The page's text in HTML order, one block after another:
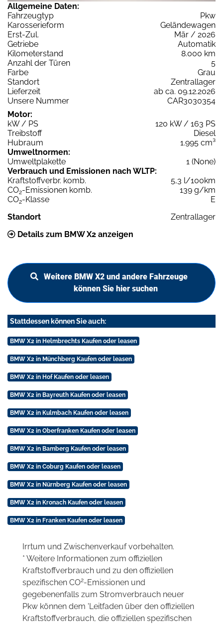
Allgemeine Daten:
Fahrzeugtyp
Pkw
Karosserieform
Geländewagen
Erst-Zul.
Mär / 2026
Getriebe
Automatik
Kilometerstand
8.000 km
Anzahl der Türen
5
Farbe
Grau
Standort
Zentrallager
Lieferzeit
ab ca. 09.12.2026
Unsere Nummer
CAR3030354
Motor:
kW / PS
120 kW / 163 PS
Treibstoff
Diesel
Hubraum
1.995 cm³
Umweltnormen:
Umweltplakette
1 (None)
Verbrauch und Emissionen nach WLTP:
Kraftstoffverbr. komb.
5,3 l/100km
CO2-Emissionen komb.
139 g/km
CO2-Klasse
E
Standort
Zentrallager
Details zum BMW X2 anzeigen
Weitere BMW X2 und andere Fahrzeuge
können Sie hier suchen
Stattdessen können Sie auch:
BMW X2 in Helmbrechts Kaufen oder leasen
BMW X2 in Münchberg Kaufen oder leasen
BMW X2 in Hof Kaufen oder leasen
BMW X2 in Bayreuth Kaufen oder leasen
BMW X2 in Kulmbach Kaufen oder leasen
BMW X2 in Oberfranken Kaufen oder leasen
BMW X2 in Bamberg Kaufen oder leasen
BMW X2 in Coburg Kaufen oder leasen
BMW X2 in Nürnberg Kaufen oder leasen
BMW X2 in Kronach Kaufen oder leasen
BMW X2 in Franken Kaufen oder leasen
Irrtum und Zwischenverkauf vorbehalten.
* Weitere Informationen zum offiziellen
Kraftstoffverbrauch und zu den offiziellen
spezifischen CO2-Emissionen und
gegebenenfalls zum Stromverbrauch neuer
Pkw können dem 'Leitfaden über den offiziellen
Kraftstoffverbrauch, die offiziellen spezifischen